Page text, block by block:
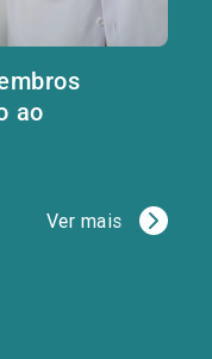
ao
Ver mais